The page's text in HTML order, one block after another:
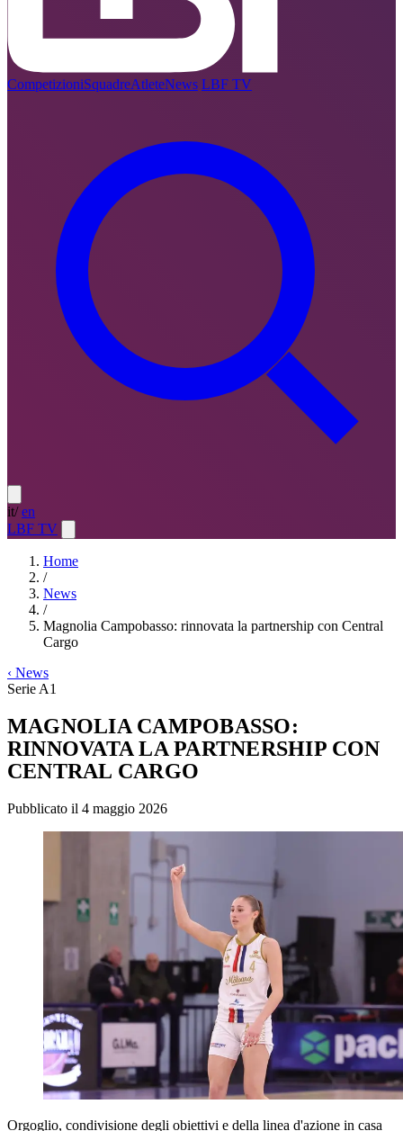
CompetizioniSquadreAtleteNews LBF TV
it/ en
LBF TV
Home
/
News
/
Magnolia Campobasso: rinnovata la partnership con Central
Cargo
‹ News
Serie A1
MAGNOLIA CAMPOBASSO:
RINNOVATA LA PARTNERSHIP CON
CENTRAL CARGO
Pubblicato il 4 maggio 2026
Orgoglio, condivisione degli obiettivi e della linea d'azione in casa